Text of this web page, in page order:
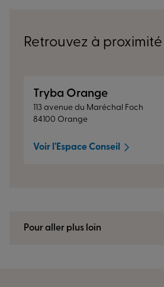
Retrouvez à proximité
Tryba Orange
113 avenue du Maréchal Foch
84100 Orange
Voir l'Espace Conseil
Pour aller plus loin